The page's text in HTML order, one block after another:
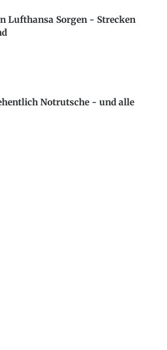
Lufthansa Sorgen - Strecken
Notrutsche - und alle